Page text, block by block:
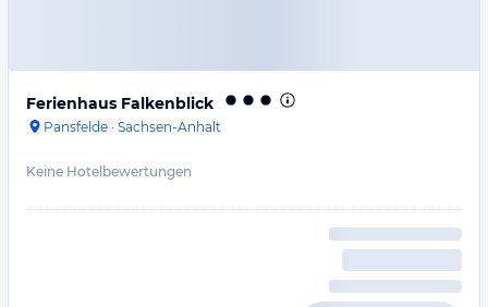
Ferienhaus Falkenblick
Pansfelde · Sachsen-Anhalt
Keine Hotelbewertungen